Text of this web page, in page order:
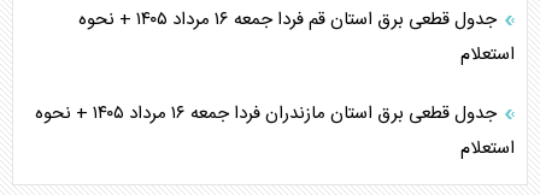
جدول قطعی برق استان قم فردا جمعه ۱۶ مرداد ۱۴۰۵ + نحوه
استعلام
جدول قطعی برق استان مازندران فردا جمعه ۱۶ مرداد ۱۴۰۵ + نحوه
استعلام